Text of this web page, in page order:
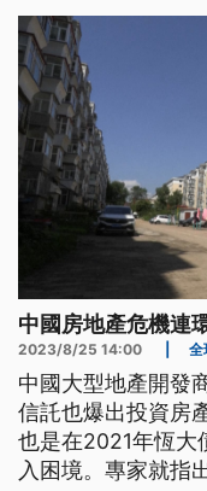
中國房地產危機連
2023/8/25 14:00 全
中國大型地產開發
信託也爆出投資房
也是在2021年恆大
入困境。專家就指